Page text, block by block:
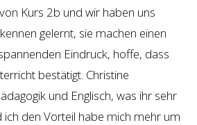
Kurs 2b und wir haben uns
gelernt, sie machen einen
Eindruck, hoffe, dass
bestätigt. Christine
und Englisch, was ihr sehr
ich den Vorteil habe mich mehr um